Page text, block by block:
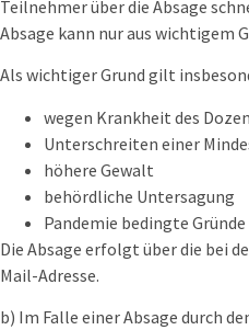
Teilnehmer über die Absage
Absage kann nur aus wichtigem
Als wichtiger Grund gilt
wegen Krankheit des
Unterschreiten einer
höhere Gewalt
behördliche Untersagung
Pandemie bedingte Gründe
Die Absage erfolgt über die bei
Mail-Adresse.
b) Im Falle einer Absage durch